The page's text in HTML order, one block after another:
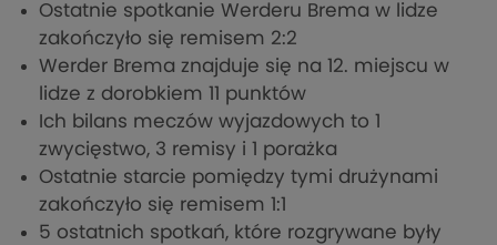
Ostatnie spotkanie Werderu Brema w lidze
zakończyło się remisem 2:2
Werder Brema znajduje się na 12. miejscu w
lidze z dorobkiem 11 punktów
Ich bilans meczów wyjazdowych to 1
zwycięstwo, 3 remisy i 1 porażka
Ostatnie starcie pomiędzy tymi drużynami
zakończyło się remisem 1:1
5 ostatnich spotkań, które rozgrywane były